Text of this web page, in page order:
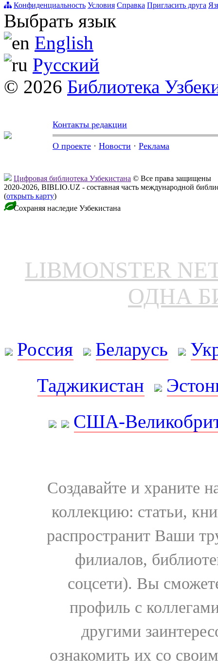
Конфиденциальность Условия Справка Пригласить друга
Выбрать язык
English
Русский
© 2026 Библиотека
Контакты редакции
О проекте · Новости · Реклама
Цифровая библиотека Узбекистана © Все права защищены
2020-2026, BIBLIO.UZ - составная часть международной
(открыть карту)
Сохраняя наследие Узбекистана
LIBMONSTER
ОДНА
Россия Беларусь
Таджикистан
США-
Создавайте и храните
коллекцию: статьи,
распространит Ваши
филиалов,
соцсети). Вы
профиль с
другими
ознакомить их со